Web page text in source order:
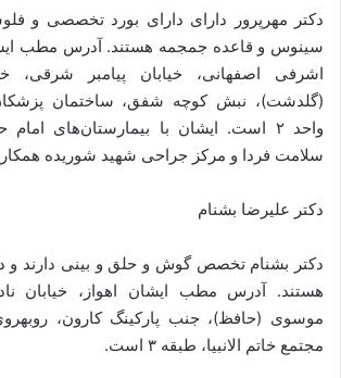
دکتر مهرپرور دارای دارای بورد تخصصی و
سینوس و قاعده جمجمه هستند. آدرس مطب
اشرفی اصفهانی، خیابان پیامبر شرقی،
(گلدشت)، نبش کوچه شفق، ساختمان پزشکان
واحد ۲ است. ایشان با بیمارستان‌های
سلامت فردا و مرکز جراحی شهید شوریده
دکتر علیرضا بشنام
دکتر بشنام تخصص گوش و حلق و بینی دارند و
هستند. آدرس مطب ایشان اهواز، خیابان
موسوی (حافظ)، جنب پارکینگ کارون،
مجتمع خاتم الانبیا، طبقه ۳ است.